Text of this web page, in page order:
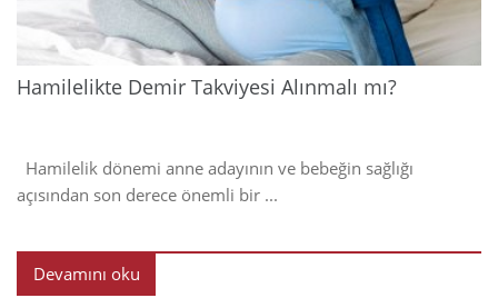
Hamilelikte Demir Takviyesi Alınmalı mı?
Hamilelik dönemi anne adayının ve bebeğin sağlığı
açısından son derece önemli bir ...
Devamını oku